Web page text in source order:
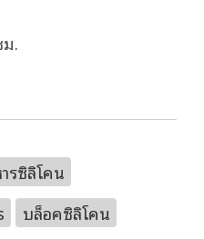
.
รซิลิโคน
บล็อคซิลิโคน